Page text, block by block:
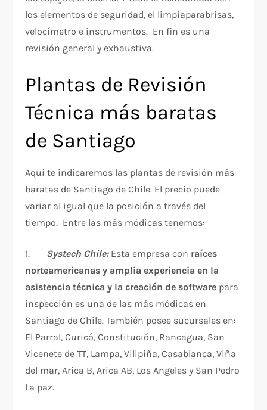
los elementos de seguridad, el limpiaparabrisas,
velocímetro e instrumentos. En fin es una
revisión general y exhaustiva.
Plantas de Revisión
Técnica más baratas
de Santiago
Aquí te indicaremos las plantas de revisión más
baratas de Santiago de Chile. El precio puede
variar al igual que la posición a través del
tiempo. Entre las más módicas tenemos:
1. Systech Chile:Esta empresa con raíces
norteamericanas y amplia experiencia en la
asistencia técnica y la creación de software para
inspección es una de las más módicas en
Santiago de Chile. También posee sucursales en:
El Parral, Curicó, Constitución, Rancagua, San
Vicenete de TT, Lampa, Vilipiña, Casablanca, Viña
del mar, Arica B, Arica AB, Los Angeles y San Pedro
La paz.